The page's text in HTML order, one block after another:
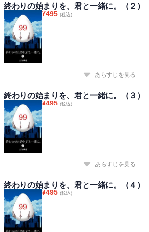
終わりの始まりを、君と一緒に。（２）
¥495 (税込)
あらすじを見る
終わりの始まりを、君と一緒に。（３）
¥495 (税込)
あらすじを見る
終わりの始まりを、君と一緒に。（４）
¥495 (税込)